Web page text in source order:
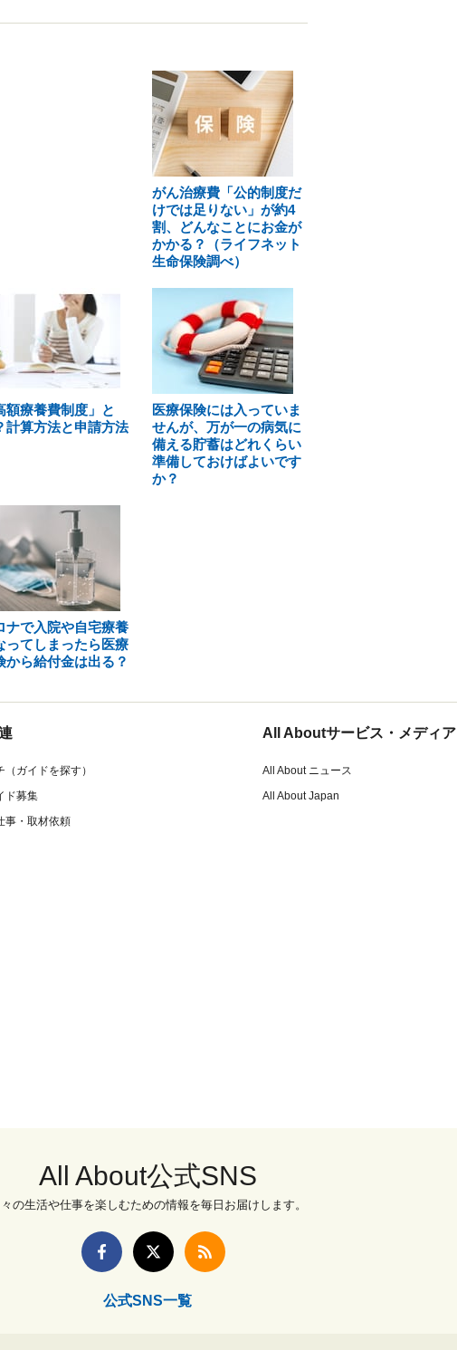
がん治療費「公的制度だ
けでは足りない」が約4
割、どんなことにお金が
かかる？（ライフネット
生命保険調べ）
額療養費制度」と
計算方法と申請方法
医療保険には入っていま
せんが、万が一の病気に
備える貯蓄はどれくらい
準備しておけばよいです
か？
ナで入院や自宅療養
ってしまったら医療
から給付金は出る？
ガイドを探す）
ド募集
事・取材依頼
All Aboutサービス・メディア
All About ニュース
All About Japan
All About公式SNS
々の生活や仕事を楽しむための情報を毎日お届けします。
公式SNS一覧